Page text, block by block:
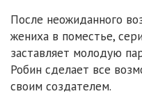
После неожиданного
жениха в поместье,
заставляет молодую
Робин сделает все
своим создателем.